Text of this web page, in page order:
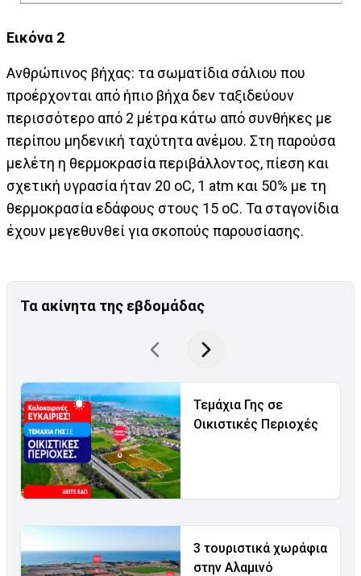
Εικόνα 2
Ανθρώπινος βήχας: τα σωματίδια σάλιου που
προέρχονται από ήπιο βήχα δεν ταξιδεύουν
περισσότερο από 2 μέτρα κάτω από συνθήκες με
περίπου μηδενική ταχύτητα ανέμου. Στη παρούσα
μελέτη η θερμοκρασία περιβάλλοντος, πίεση και
σχετική υγρασία ήταν 20 oC, 1 atm και 50% με τη
θερμοκρασία εδάφους στους 15 oC. Τα σταγονίδια
έχουν μεγεθυνθεί για σκοπούς παρουσίασης.
Τα ακίνητα της εβδομάδας
Τεμάχια Γης σε
Οικιστικές Περιοχές
3 τουριστικά χωράφια
στην Αλαμινό